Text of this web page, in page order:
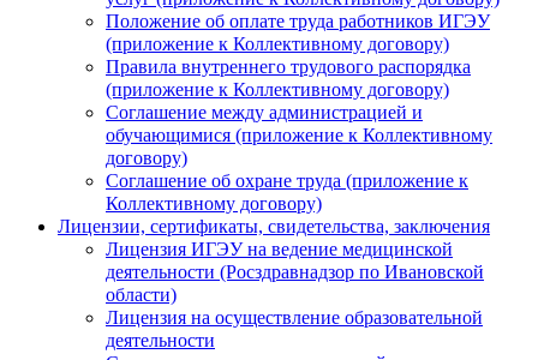
Положение об оплате труда работников ИГЭУ
(приложение к Коллективному договору)
Правила внутреннего трудового распорядка
(приложение к Коллективному договору)
Соглашение между администрацией и
обучающимися (приложение к Коллективному
договору)
Соглашение об охране труда (приложение к
Коллективному договору)
Лицензии, сертификаты, свидетельства, заключения
Лицензия ИГЭУ на ведение медицинской
деятельности (Росздравнадзор по Ивановской
области)
Лицензия на осуществление образовательной
деятельности